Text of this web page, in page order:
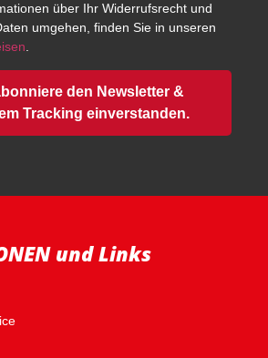
über Ihr Widerrufsrecht und
umgehen, finden Sie in unseren
den Newsletter &
Tracking einverstanden.
und Links